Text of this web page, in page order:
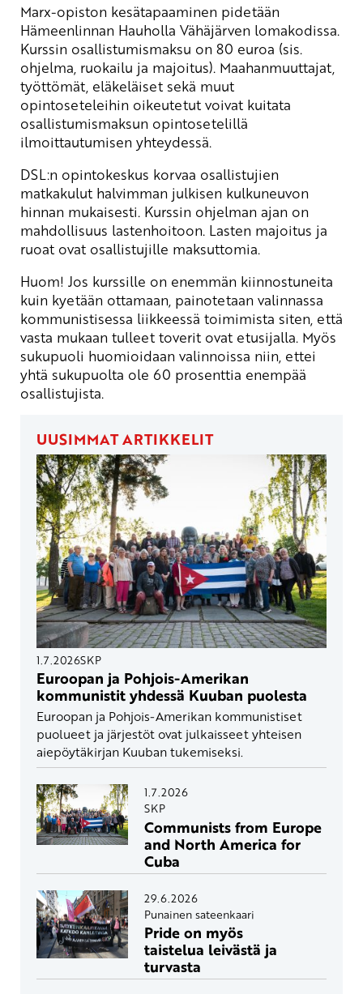
Marx-opiston kesätapaaminen pidetään
Hämeenlinnan Hauholla Vähäjärven lomakodissa.
Kurssin osallistumismaksu on 80 euroa (sis.
ohjelma, ruokailu ja majoitus). Maahanmuuttajat,
työttömät, eläkeläiset sekä muut
opintoseteleihin oikeutetut voivat kuitata
osallistumismaksun opintosetelillä
ilmoittautumisen yhteydessä.
DSL:n opintokeskus korvaa osallistujien
matkakulut halvimman julkisen kulkuneuvon
hinnan mukaisesti. Kurssin ohjelman ajan on
mahdollisuus lastenhoitoon. Lasten majoitus ja
ruoat ovat osallistujille maksuttomia.
Huom! Jos kurssille on enemmän kiinnostuneita
kuin kyetään ottamaan, painotetaan valinnassa
kommunistisessa liikkeessä toimimista siten, että
vasta mukaan tulleet toverit ovat etusijalla. Myös
sukupuoli huomioidaan valinnoissa niin, ettei
yhtä sukupuolta ole 60 prosenttia enempää
osallistujista.
UUSIMMAT ARTIKKELIT
1.7.2026SKP
Euroopan ja Pohjois-Amerikan
kommunistit yhdessä Kuuban puolesta
Euroopan ja Pohjois-Amerikan kommunistiset
puolueet ja järjestöt ovat julkaisseet yhteisen
aiepöytäkirjan Kuuban tukemiseksi.
1.7.2026
SKP
Communists from Europe
and North America for
Cuba
29.6.2026
Punainen sateenkaari
Pride on myös
taistelua leivästä ja
turvasta